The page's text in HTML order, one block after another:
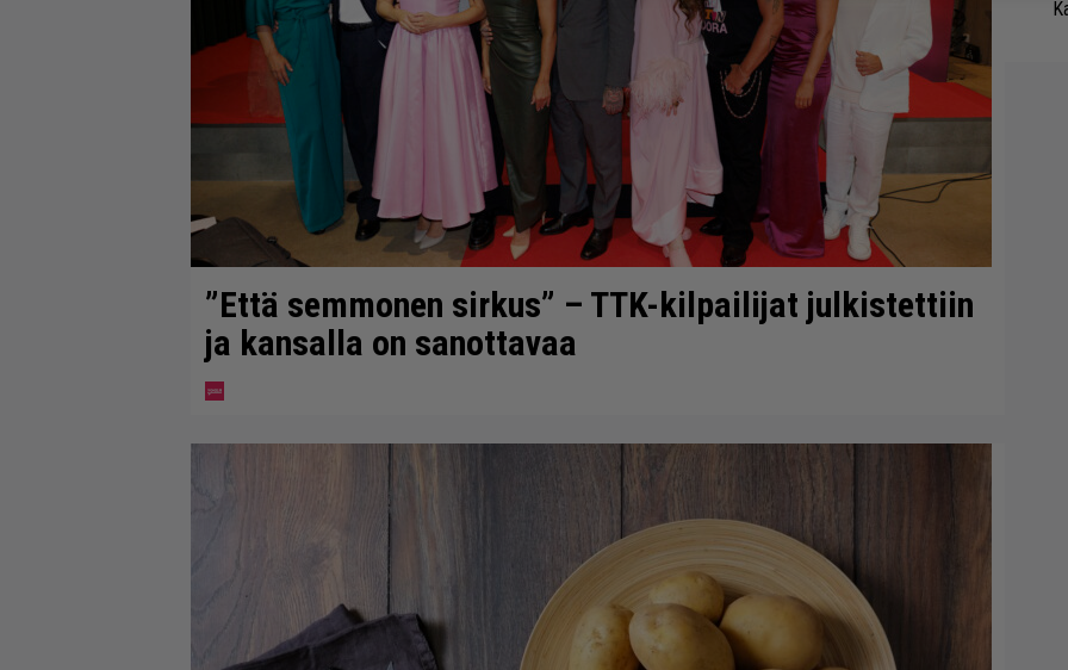
”Että semmonen sirkus” – TTK-kilpailijat julkistettiin
ja kansalla on sanottavaa